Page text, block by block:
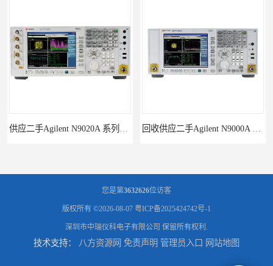
您是第3632626位访客
版权所有 ©2026-08-07 粤ICP备2025424742号-1
深圳市中瑞仪科电子有限公司 保留所有权利.
技术支持： 八方资源网 免责声明 管理员入口 网站地图